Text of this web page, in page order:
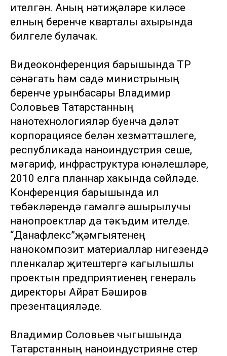
ителгән. Аның нәтиҗәләре киләсе
елның беренче кварталы ахырында
билгеле булачак.
Видеоконференция барышында ТР
сәнәгать һәм сәүдә министрының
беренче урынбасары Владимир
Соловьев Татарстанның
нанотехнологияләр буенча дәүләт
корпорациясе белән хезмәттәшлеге,
республикада наноиндустрия үсеше,
мәгариф, инфраструктура юнәлешләре,
2010 елга планнар хакында сөйләде.
Конференция барышында ил
төбәкләрендә гамәлгә ашырылучы
нанопроектлар да тәкъдим ителде.
“Данафлекс”җәмгыятенең
нанокомпозит материаллар нигезендә
пленкалар җитештерүгә кагылышлы
проектын предприятиенең генераль
директоры Айрат Бәширов
презентацияләде.
Владимир Соловьев чыгышында
Татарстанның наноиндустрияне үстерү